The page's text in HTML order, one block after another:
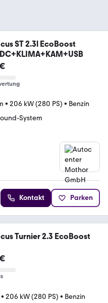
ST 2.3l EcoBoost
• 206 kW (280 PS) • Benzin
System
Kontakt Parken
Turnier 2.3 EcoBoost
• 206 kW (280 PS) • Benzin